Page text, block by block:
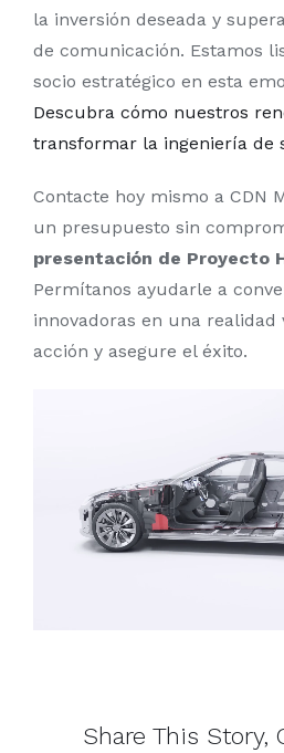
la inversión deseada y
de comunicación. Estamos
socio estratégico en esta
Descubra cómo nuestros
transformar la ingeniería de
Contacte hoy mismo a CDN
un presupuesto sin
presentación de Proyecto
Permítanos ayudarle a
innovadoras en una realidad
acción y asegure el éxito.
Share This Story,